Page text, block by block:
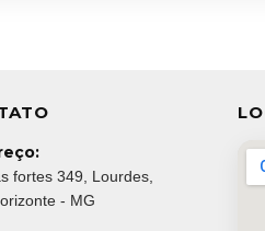
fortes 349, Lourdes,
- MG